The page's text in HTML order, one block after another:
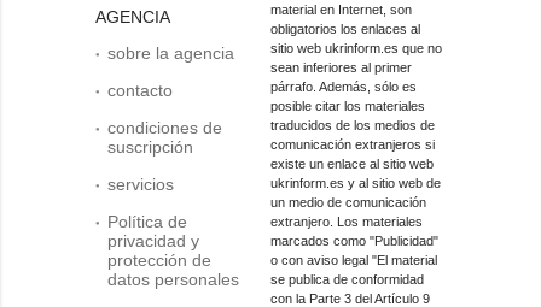
AGENCIA
sobre la agencia
contacto
condiciones de
suscripción
servicios
Política de
privacidad y
protección de
datos personales
material en Internet, son
obligatorios los enlaces al
sitio web ukrinform.es que no
sean inferiores al primer
párrafo. Además, sólo es
posible citar los materiales
traducidos de los medios de
comunicación extranjeros si
existe un enlace al sitio web
ukrinform.es y al sitio web de
un medio de comunicación
extranjero. Los materiales
marcados como "Publicidad"
o con aviso legal "El material
se publica de conformidad
con la Parte 3 del Artículo 9